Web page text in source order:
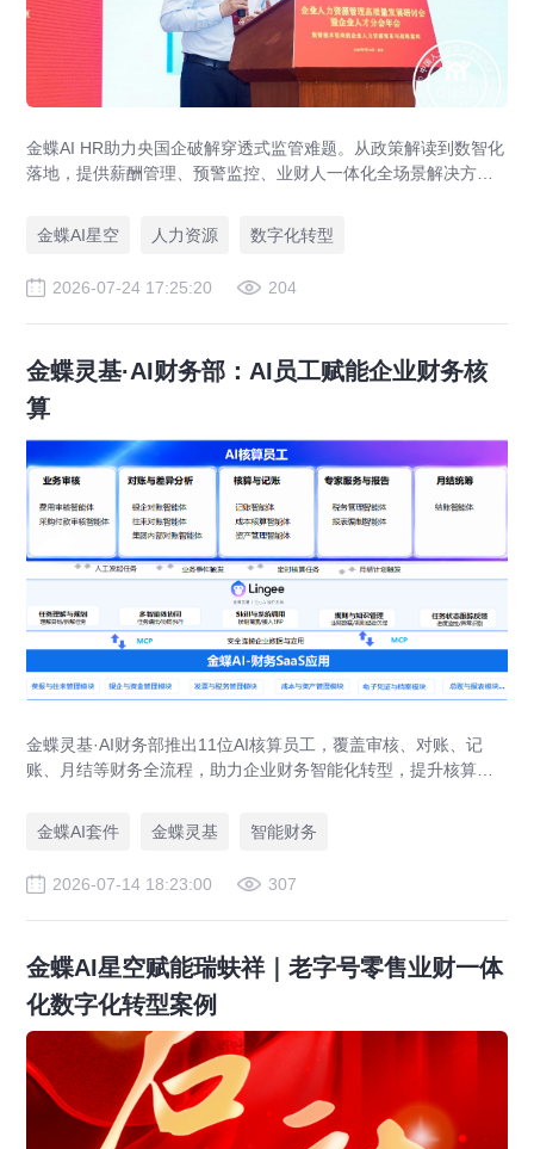
金蝶AI HR助力央国企破解穿透式监管难题。从政策解读到数智化
落地，提供薪酬管理、预警监控、业财人一体化全场景解决方
金蝶AI星空
人力资源 数字化转型
2026-07-24 17:25:20 204
金蝶灵基·AI财务部：AI员工赋能企业财务核
算
金蝶灵基·AI财务部推出11位AI核算员工，覆盖审核、对账、记
账、月结等财务全流程，助力企业财务智能化转型，提升核算效
金蝶AI套件
金蝶灵基 智能财务
2026-07-14 18:23:00 307
金蝶AI星空赋能瑞蚨祥｜老字号零售业财一体
化数字化转型案例